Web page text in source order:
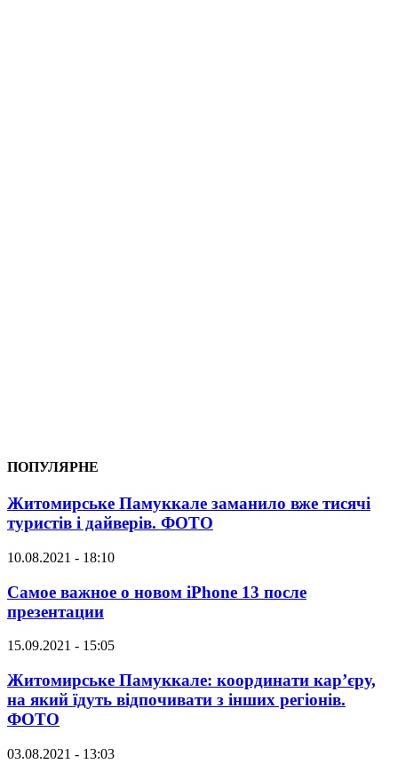
ПОПУЛЯРНЕ
Житомирське Памуккале заманило вже тисячі
туристів і дайверів. ФОТО
10.08.2021 - 18:10
Самое важное о новом iPhone 13 после
презентации
15.09.2021 - 15:05
Житомирське Памуккале: координати кар’єру,
на який їдуть відпочивати з інших регіонів.
ФОТО
03.08.2021 - 13:03